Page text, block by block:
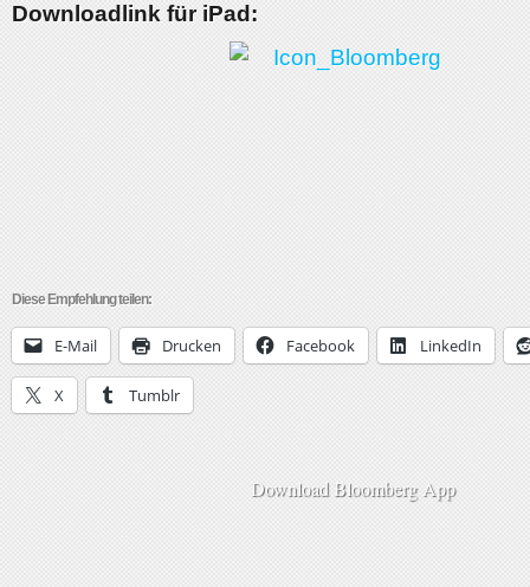
Downloadlink für iPad:
Diese Empfehlung teilen:
E-Mail Drucken Facebook LinkedIn
X Tumblr
Download Bloomberg App